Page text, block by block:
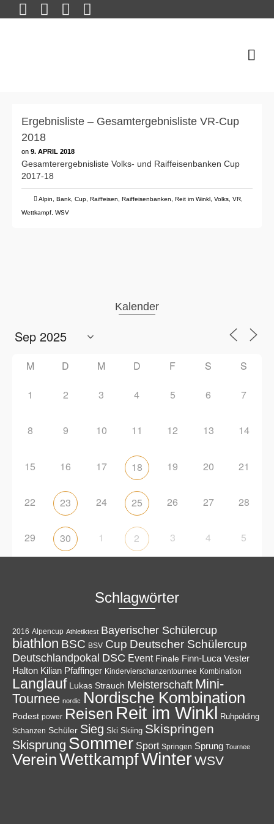
Ergebnisliste – Gesamtergebnisliste VR-Cup
2018
on 9. APRIL 2018
Gesamterergebnisliste Volks- und Raiffeisenbanken Cup
2017-18
Alpin Bank Cup Raiffeisen Raiffeisenbanken Reit im Winkl Volks VR
Wettkampf WSV
Kalender
M D M D F S S
1 2 3 4 5 6 7
8 9 10 11 12 13 14
15 16 17 18 19 20 21
22 23 24 25 26 27 28
29 30 1 2 3 4 5
Schlagwörter
2016 Alpencup Athletiktest Bayerischer Schülercup
biathlon BSC BSV Cup Deutscher Schülercup
Deutschlandpokal DSC Event Finale Finn-Luca Vester
Halton Kilian Pfaffinger Kindervierschanzentournee Kombination
Langlauf Lukas Strauch Meisterschaft Mini-
Tournee nordic Nordische Kombination
Podest power Reisen Reit im Winkl Ruhpolding
Schanzen Schüler Sieg Ski Skiing Skispringen
Skisprung Sommer Sport Springen Sprung Tournee
VereinWettkampfWinterWSV